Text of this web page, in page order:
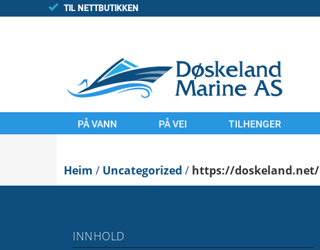
TIL NETTBUTIKKEN
PÅ VANN
BÅTER
VANN
PÅ VEI
UTSTYR
TILHENGER
FINN/TORGET
Heim / Uncategorized / https://
INNHOLD